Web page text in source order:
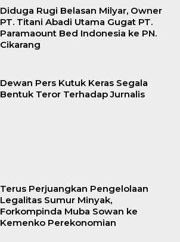
Diduga Rugi Belasan Milyar, Owner
PT. Titani Abadi Utama Gugat PT.
Paramaount Bed Indonesia ke PN.
Cikarang
Dewan Pers Kutuk Keras Segala
Bentuk Teror Terhadap Jurnalis
Terus Perjuangkan Pengelolaan
Legalitas Sumur Minyak,
Forkompinda Muba Sowan ke
Kemenko Perekonomian